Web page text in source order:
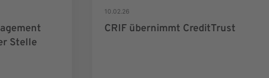
Stelle
10.02.26
CRIF übernimmt CreditTrust